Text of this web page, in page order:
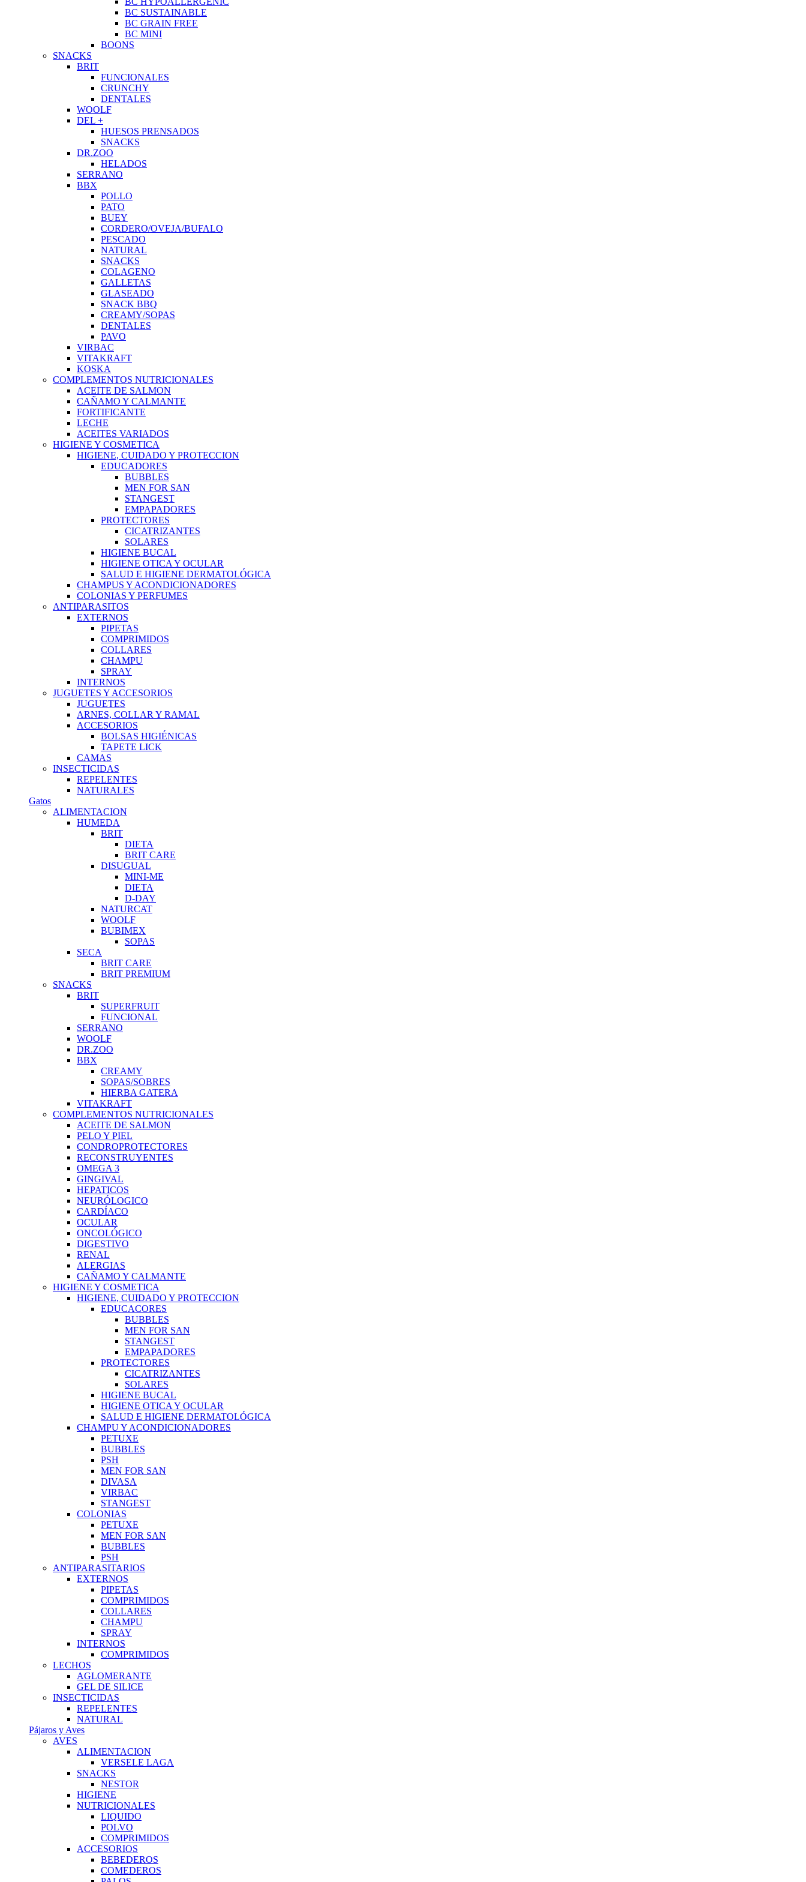
BC SUSTAINABLE
BC GRAIN FREE
BC MINI
BOONS
SNACKS
BRIT
FUNCIONALES
CRUNCHY
DENTALES
WOOLF
DEL +
HUESOS PRENSADOS
SNACKS
DR.ZOO
HELADOS
SERRANO
BBX
POLLO
PATO
BUEY
CORDERO/OVEJA/BUFALO
PESCADO
NATURAL
SNACKS
COLAGENO
GALLETAS
GLASEADO
SNACK BBQ
CREAMY/SOPAS
DENTALES
PAVO
VIRBAC
VITAKRAFT
KOSKA
COMPLEMENTOS NUTRICIONALES
ACEITE DE SALMON
CAÑAMO Y CALMANTE
FORTIFICANTE
LECHE
ACEITES VARIADOS
HIGIENE Y COSMETICA
HIGIENE, CUIDADO Y PROTECCION
EDUCADORES
BUBBLES
MEN FOR SAN
STANGEST
EMPAPADORES
PROTECTORES
CICATRIZANTES
SOLARES
HIGIENE BUCAL
HIGIENE OTICA Y OCULAR
SALUD E HIGIENE DERMATOLÓGICA
CHAMPUS Y ACONDICIONADORES
COLONIAS Y PERFUMES
ANTIPARASITOS
EXTERNOS
PIPETAS
COMPRIMIDOS
COLLARES
CHAMPU
SPRAY
INTERNOS
JUGUETES Y ACCESORIOS
JUGUETES
ARNES, COLLAR Y RAMAL
ACCESORIOS
BOLSAS HIGIÉNICAS
TAPETE LICK
CAMAS
INSECTICIDAS
REPELENTES
NATURALES
Gatos
ALIMENTACION
HUMEDA
BRIT
DIETA
BRIT CARE
DISUGUAL
MINI-ME
DIETA
D-DAY
NATURCAT
WOOLF
BUBIMEX
SOPAS
SECA
BRIT CARE
BRIT PREMIUM
SNACKS
BRIT
SUPERFRUIT
FUNCIONAL
SERRANO
WOOLF
DR.ZOO
BBX
CREAMY
SOPAS/SOBRES
HIERBA GATERA
VITAKRAFT
COMPLEMENTOS NUTRICIONALES
ACEITE DE SALMON
PELO Y PIEL
CONDROPROTECTORES
RECONSTRUYENTES
OMEGA 3
GINGIVAL
HEPATICOS
NEURÓLOGICO
CARDÍACO
OCULAR
ONCOLÓGICO
DIGESTIVO
RENAL
ALERGIAS
CAÑAMO Y CALMANTE
HIGIENE Y COSMETICA
HIGIENE, CUIDADO Y PROTECCION
EDUCACORES
BUBBLES
MEN FOR SAN
STANGEST
EMPAPADORES
PROTECTORES
CICATRIZANTES
SOLARES
HIGIENE BUCAL
HIGIENE OTICA Y OCULAR
SALUD E HIGIENE DERMATOLÓGICA
CHAMPU Y ACONDICIONADORES
PETUXE
BUBBLES
PSH
MEN FOR SAN
DIVASA
VIRBAC
STANGEST
COLONIAS
PETUXE
MEN FOR SAN
BUBBLES
PSH
ANTIPARASITARIOS
EXTERNOS
PIPETAS
COMPRIMIDOS
COLLARES
CHAMPU
SPRAY
INTERNOS
COMPRIMIDOS
LECHOS
AGLOMERANTE
GEL DE SILICE
INSECTICIDAS
REPELENTES
NATURAL
Pájaros y Aves
AVES
ALIMENTACION
VERSELE LAGA
SNACKS
NESTOR
HIGIENE
NUTRICIONALES
LIQUIDO
POLVO
COMPRIMIDOS
ACCESORIOS
BEBEDEROS
COMEDEROS